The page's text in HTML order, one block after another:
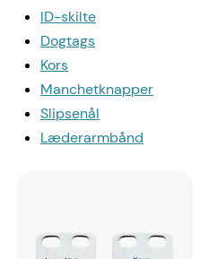
ID-skilte
Dogtags
Kors
Manchetknapper
Slipsenål
Læderarmbånd